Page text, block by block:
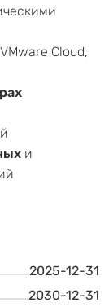
Cloud,
и
2025-12-31
2030-12-31